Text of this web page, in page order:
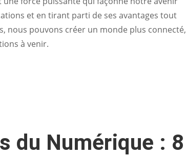
et en tirant parti de ses avantages tout
nous pouvons créer un monde plus connecté,
à venir.
du Numérique : 8